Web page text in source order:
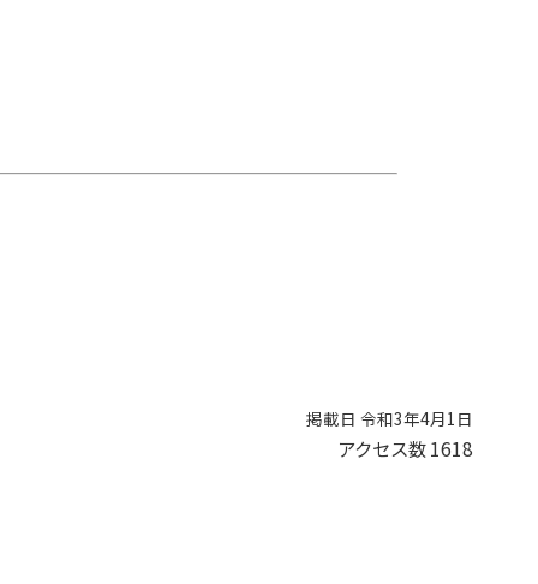
掲載日 令和3年4月1日
アクセス数1618